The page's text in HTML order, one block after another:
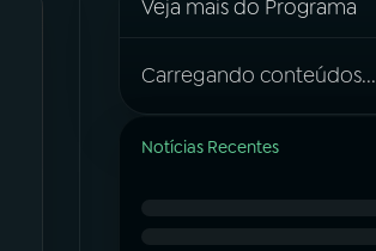
Veja mais do Programa
Carregando conteúdos...
Notícias Recentes